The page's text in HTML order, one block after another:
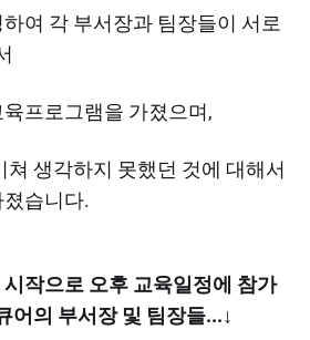
여 각 부서장과 팀장들이 서로
프로그램을 가졌으며,
쳐 생각하지 못했던 것에 대해서
습니다.
작으로 오후 교육일정에 참가
어의 부서장 및 팀장들...↓​